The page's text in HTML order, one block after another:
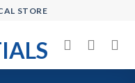
STORE